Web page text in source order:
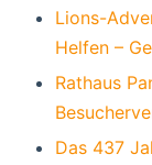
Lions-
Helfen –
Rathaus
Das 437